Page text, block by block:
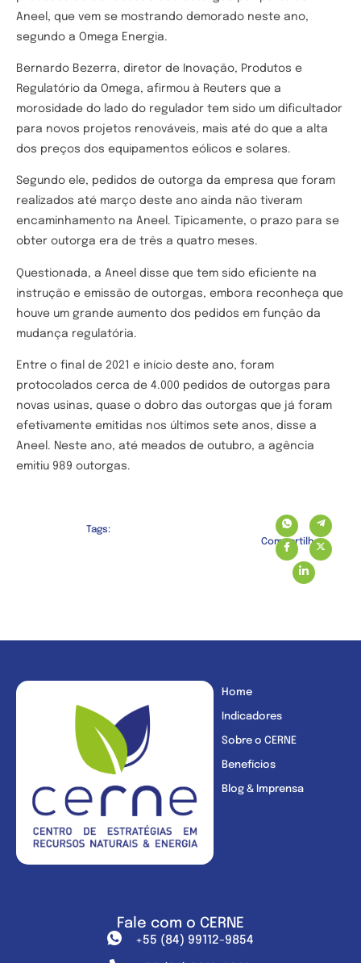
Aneel, que vem se mostrando demorado neste ano,
segundo a Omega Energia.
Bernardo Bezerra, diretor de Inovação, Produtos e
Regulatório da Omega, afirmou à Reuters que a
morosidade do lado do regulador tem sido um dificultador
para novos projetos renováveis, mais até do que a alta
dos preços dos equipamentos eólicos e solares.
Segundo ele, pedidos de outorga da empresa que foram
realizados até março deste ano ainda não tiveram
encaminhamento na Aneel. Tipicamente, o prazo para se
obter outorga era de três a quatro meses.
Questionada, a Aneel disse que tem sido eficiente na
instrução e emissão de outorgas, embora reconheça que
houve um grande aumento dos pedidos em função da
mudança regulatória.
Entre o final de 2021 e início deste ano, foram
protocolados cerca de 4.000 pedidos de outorgas para
novas usinas, quase o dobro das outorgas que já foram
efetivamente emitidas nos últimos sete anos, disse a
Aneel. Neste ano, até meados de outubro, a agência
emitiu 989 outorgas.
Tags:
Compartilhe:
Home
Indicadores
Sobre o CERNE
Benefícios
Blog & Imprensa
Fale com o CERNE
+55 (84) 99112-9854